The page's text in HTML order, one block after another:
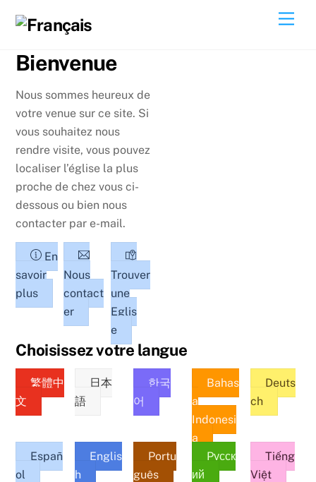
Bienvenue
Nous sommes heureux de
votre venue sur ce site. Si
vous souhaitez nous
rendre visite, vous pouvez
localiser l’église la plus
proche de chez vous ci-
dessous ou bien nous
contacter par e-mail.
En
savoir
plus
Nous
contact
er
Trouver
une
Eglis
e
Choisissez votre langue
繁體中
文
日本
語
한국
어
Bahas
a
Indonesi
a
Deuts
ch
Españ
ol
Englis
h
Portu
guês
Pусск
ий
Tiếng
Việt